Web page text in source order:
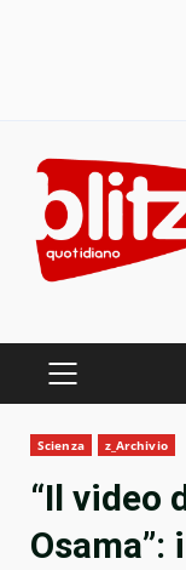
content
PRIMARY
Scienza z_Archivio
“Il video
Osama”: